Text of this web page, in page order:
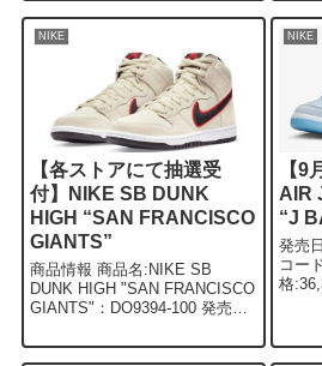
ンの次男 Marc...
テー
NIKE
【各ストアにて抽選受
付】NIKE SB DUNK
HIGH “SAN FRANCISCO
GIANTS”
商品情報 商品名:NIKE SB
DUNK HIGH "SAN FRANCISCO
GIANTS"：DO9394-100 発売
概要 NIKE SBより新作...
NIKE
【9
AIR
“J
発売日
コー
格:36,300(